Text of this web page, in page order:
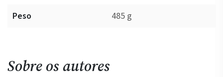
Peso
485 g
Sobre os autores